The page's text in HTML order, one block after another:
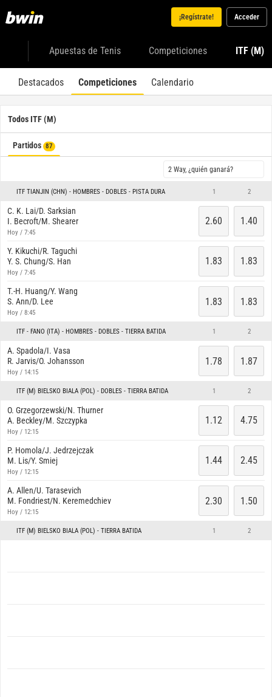
¡Regístrate! Acceder
Apuestas de Tenis Competiciones ITF (M)
Destacados Competiciones Calendario
Todos ITF (M)
Partidos 87
2 Way, ¿quién ganará?
ITF TIANJIN (CHN) - HOMBRES - DOBLES - PISTA DURA 1 2
C. K. Lai/D. Sarksian
I. Becroft/M. Shearer
Hoy / 7:45
2.60 1.40
Y. Kikuchi/R. Taguchi
Y. S. Chung/S. Han
Hoy / 7:45
1.83 1.83
T.-H. Huang/Y. Wang
S. Ann/D. Lee
Hoy / 8:45
1.83 1.83
ITF - FANO (ITA) - HOMBRES - DOBLES - TIERRA BATIDA 1 2
A. Spadola/I. Vasa
R. Jarvis/O. Johansson
Hoy / 14:15
1.78 1.87
ITF (M) BIELSKO BIALA (POL) - DOBLES - TIERRA BATIDA 1 2
O. Grzegorzewski/N. Thurner
A. Beckley/M. Szczypka
Hoy / 12:15
1.12 4.75
P. Homola/J. Jedrzejczak
M. Lis/Y. Smiej
Hoy / 12:15
1.44 2.45
A. Allen/U. Tarasevich
M. Fondriest/N. Keremedchiev
Hoy / 12:15
2.30 1.50
ITF (M) BIELSKO BIALA (POL) - TIERRA BATIDA 1 2